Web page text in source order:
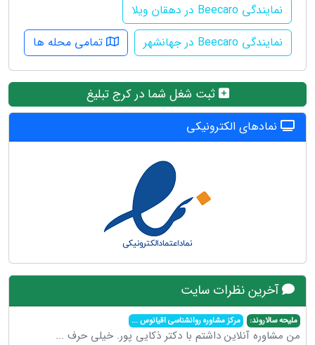
نمایندگی Beecaro در دهقان ویلا
نمایندگی Beecaro در جهانشهر
تمامی محله ها
ثبت شغل شما در کرج تبلیغ
نمادهای الکترونیکی
آخرین نظرات سایت
ملیحه سالاروند: مرکز مشاوره روانشناسی اقیانوس...
من مشاوره آنلاین داشتم با دکتر ذکایی پور. خیلی حرف ...